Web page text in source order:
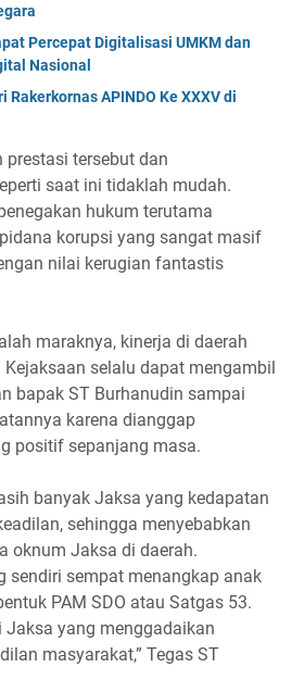
Percepat Digitalisasi UMKM dan
Nasional
Rakerkornas APINDO Ke XXXV di
prestasi tersebut dan
saat ini tidaklah mudah.
hukum terutama
korupsi yang sangat masif
nilai kerugian fantastis
maraknya, kinerja di daerah
selalu dapat mengambil
bapak ST Burhanudin sampai
karena dianggap
positif sepanjang masa.
banyak Jaksa yang kedapatan
sehingga menyebabkan
oknum Jaksa di daerah.
sendiri sempat menangkap anak
PAM SDO atau Satgas 53.
Jaksa yang menggadaikan
masyarakat,” Tegas ST